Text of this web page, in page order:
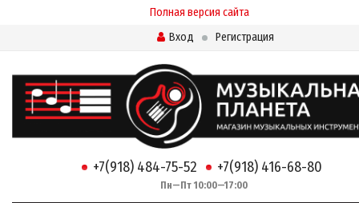
Полная версия сайта
Вход
Регистрация
+7(918) 484-75-52 +7(918) 416-68-80
Пн—Пт 10:00—17:00